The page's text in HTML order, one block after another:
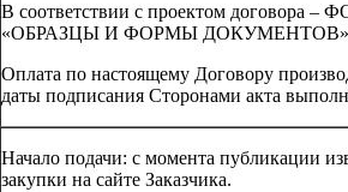
В соответствии с проектом договора –
«ОБРАЗЦЫ И ФОРМЫ
Оплата по настоящему Договору
даты подписания Сторонами акта
Начало подачи: с момента публикации
закупки на сайте Заказчика.